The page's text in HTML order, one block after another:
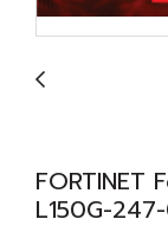
FORTINET
L150G-